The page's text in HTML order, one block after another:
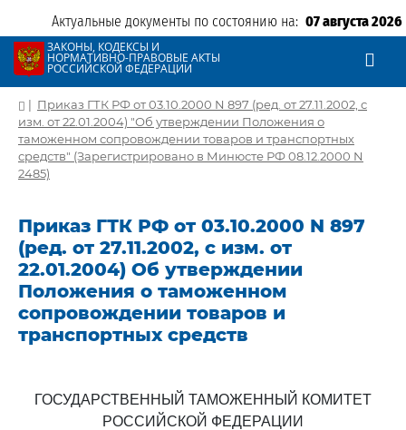
Актуальные документы по состоянию на: 07 августа 2026
ЗАКОНЫ, КОДЕКСЫ И
НОРМАТИВНО-ПРАВОВЫЕ АКТЫ
РОССИЙСКОЙ ФЕДЕРАЦИИ
| Приказ ГТК РФ от 03.10.2000 N 897 (ред. от 27.11.2002, с
изм. от 22.01.2004) "Об утверждении Положения о
таможенном сопровождении товаров и транспортных
средств" (Зарегистрировано в Минюсте РФ 08.12.2000 N
2485)
Приказ ГТК РФ от 03.10.2000 N 897
(ред. от 27.11.2002, с изм. от
22.01.2004) Об утверждении
Положения о таможенном
сопровождении товаров и
транспортных средств
ГОСУДАРСТВЕННЫЙ ТАМОЖЕННЫЙ КОМИТЕТ
РОССИЙСКОЙ ФЕДЕРАЦИИ